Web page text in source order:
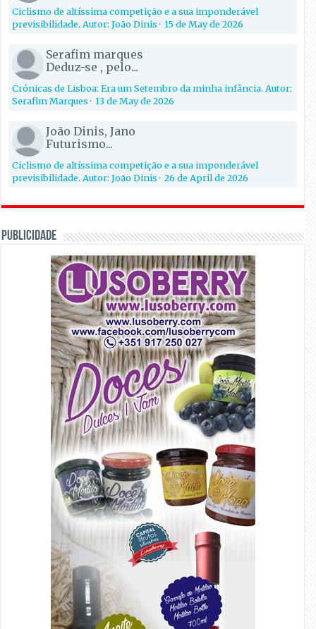
Ciclismo de altíssima competição e a sua imponderável
previsibilidade. Autor: João Dinis·15 de May de 2026
Serafim marques
Deduz-se , pelo...
Crónicas de Lisboa: Era um Setembro da minha infância. Autor:
Serafim Marques·13 de May de 2026
João Dinis, Jano
Futurismo...
Ciclismo de altíssima competição e a sua imponderável
previsibilidade. Autor: João Dinis·26 de April de 2026
PUBLICIDADE